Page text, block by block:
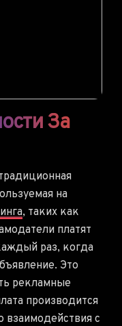
За
на
, таких как
платят
раз, когда
Это
рекламные
производится
взаимодействия с